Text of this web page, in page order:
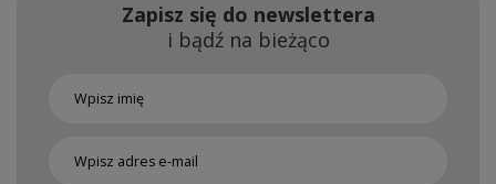
Zapisz się do newslettera
i bądź na bieżąco